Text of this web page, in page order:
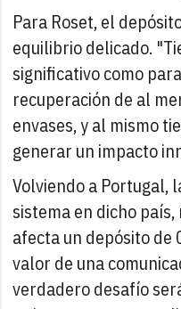
Para Roset, el
equilibrio delicado.
significativo como
recuperación de al
envases, y al mismo
generar un impacto
Volviendo a Portugal,
sistema en dicho
afecta un depósito de
valor de una
verdadero desafío